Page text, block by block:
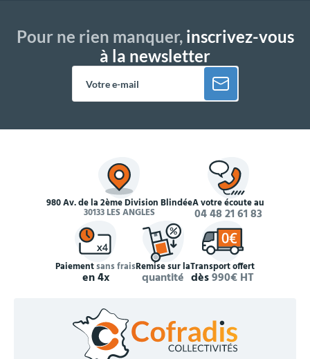
Pour ne rien manquer,inscrivez-vous
à la newsletter
980 Av. de la 2ème Division Blindée
30133 LES ANGLES
À votre écoute au
04 48 21 61 83
Paiementsans frais
en 4x
Remise sur la
quantité
Transport offert
dès990€ HT